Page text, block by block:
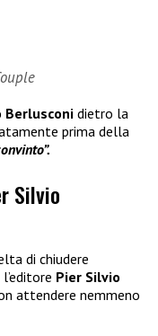
Berlusconi dietro la
prima della
Silvio
di chiudere
Pier Silvio
attendere nemmeno